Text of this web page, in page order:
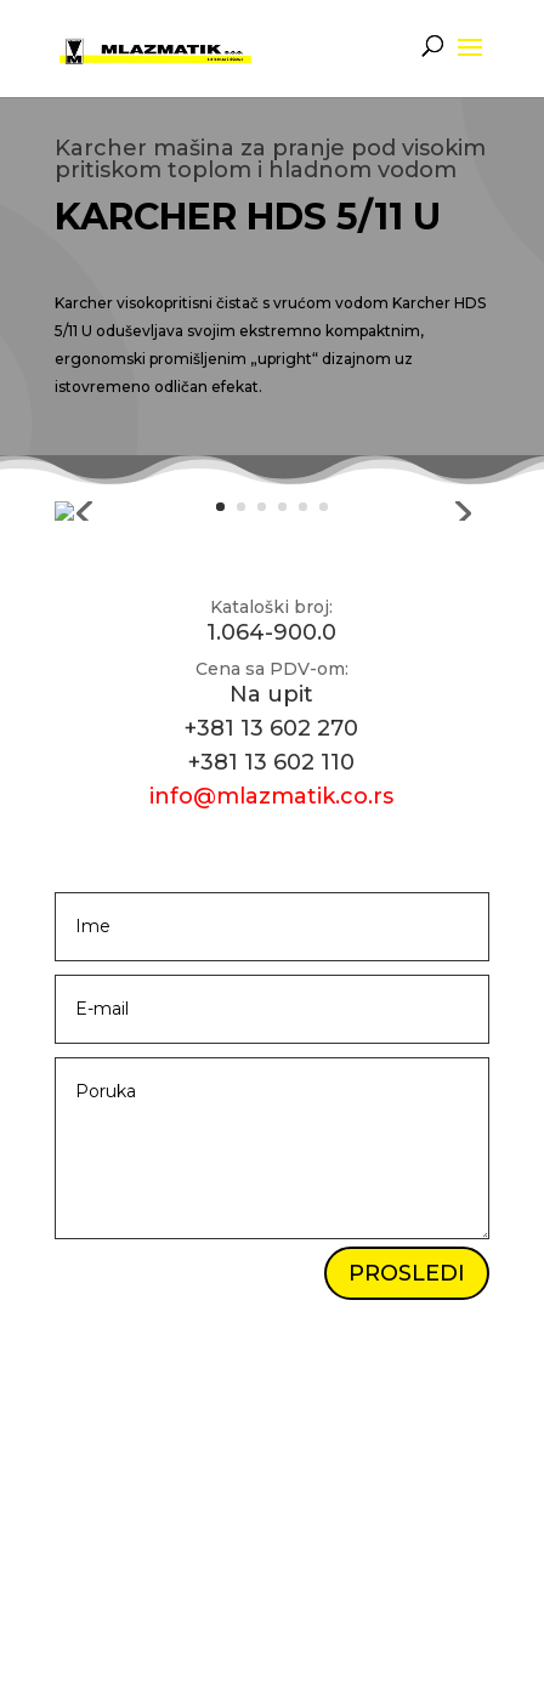
Karcher mašina za pranje pod visokim
pritiskom toplom i hladnom vodom
KARCHER HDS 5/11 U
Karcher visokopritisni čistač s vrućom vodom Karcher HDS
5/11 U oduševljava svojim ekstremno kompaktnim,
ergonomski promišljenim „upright“ dizajnom uz
istovremeno odličan efekat.
Kataloški broj:
1.064-900.0
Cena sa PDV-om:
Na upit
+381 13 602 270
+381 13 602 110
info@mlazmatik.co.rs
PROSLEDI